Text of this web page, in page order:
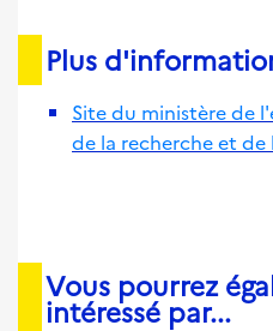
Plus
Site du ministère de
de la recherche et
Vous pourrez
intéressé par...